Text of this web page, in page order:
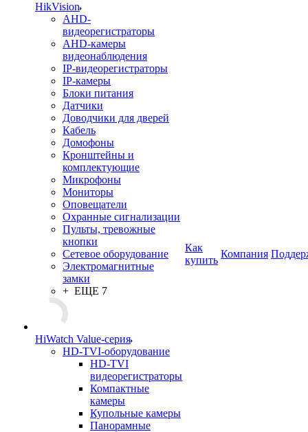
HikVision
AHD-
видеорегистраторы
AHD-камеры
видеонаблюдения
IP-видеорегистраторы
IP-камеры
Блоки питания
Датчики
Доводчики для дверей
Кабель
Домофоны
Кронштейны и
комплектующие
Микрофоны
Мониторы
Оповещатели
Охранные сигнализации
Пульты, тревожные
кнопки
Сетевое оборудование
Электромагнитные
замки
+ ЕЩЕ 7
HiWatch Value-серия
HD-TVI-оборудование
HD-TVI
видеорегистраторы
Компактные
камеры
Купольные камеры
Панорамные
Как
купить
Компания